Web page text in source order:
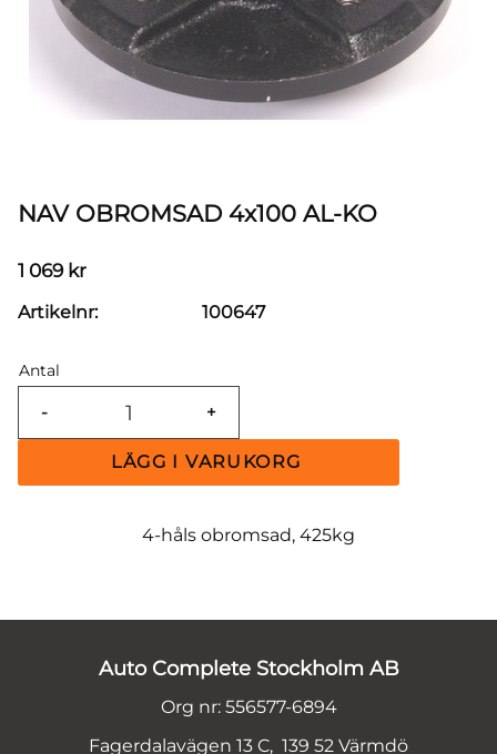
NAV OBROMSAD 4x100 AL-KO
1 069kr
Antal
+
-
Artikelnr 100647
4-håls obromsad, 425kg
Auto Complete Stockholm AB
Org nr: 556577-6894
Fagerdalavägen 13 C, 139 52 Värmdö